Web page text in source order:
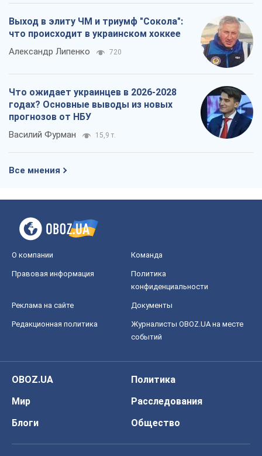
Выход в элиту ЧМ и триумф "Сокола":
что происходит в украинском хоккее
Александр Липенко 720
Что ожидает украинцев в 2026-2028
годах? Основные выводы из новых
прогнозов от НБУ
Василий Фурман 15,9 т.
Все мнения
О компании Команда
Правовая информация
Политика
конфиденциальности
Реклама на сайте Документы
Редакционная политика
Журналисты OBOZ.UA на месте
событий
OBOZ.UA
Политика
Мир
Расследования
Блоги
Общество